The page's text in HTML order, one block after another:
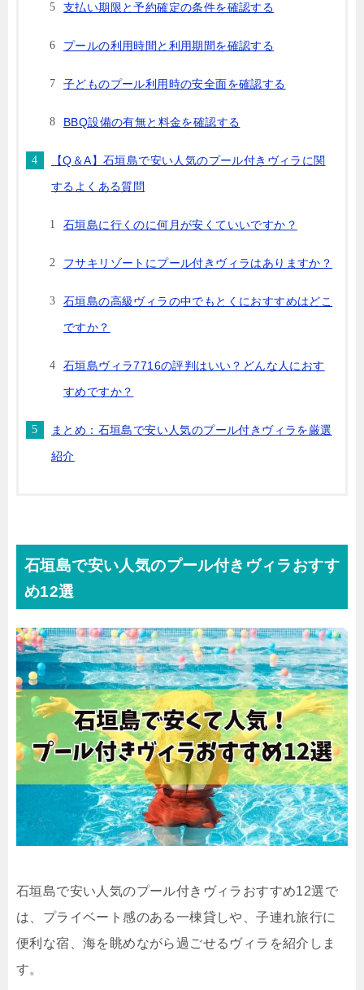
支払い期限と予約確定の条件を確認する
プールの利用時間と利用期間を確認する
子どものプール利用時の安全面を確認する
BBQ設備の有無と料金を確認する
【Q＆A】石垣島で安い人気のプール付きヴィラに関
するよくある質問
石垣島に行くのに何月が安くていいですか？
フサキリゾートにプール付きヴィラはありますか？
石垣島の高級ヴィラの中でもとくにおすすめはどこ
ですか？
石垣島ヴィラ7716の評判はいい？どんな人におす
すめですか？
まとめ：石垣島で安い人気のプール付きヴィラを厳選
紹介
石垣島で安い人気のプール付きヴィラおすす
め12選
石垣島で安い人気のプール付きヴィラおすすめ12選で
は、プライベート感のある一棟貸しや、子連れ旅行に
便利な宿、海を眺めながら過ごせるヴィラを紹介しま
す。